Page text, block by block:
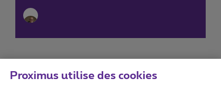
Proximus utilise des cookies